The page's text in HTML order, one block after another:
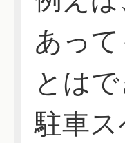
あっ
とは
駐車